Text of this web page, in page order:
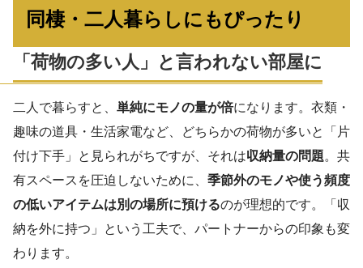
同棲・二人暮らしにもぴったり
「荷物の多い人」と言われない部屋に
二人で暮らすと、 単純にモノの量が倍になります。衣類・
趣味の道具・生活家電など、どちらかの荷物が多いと「片
付け下手」と見られがちですが、それは収納量の問題。共
有スペースを圧迫しないために、 季節外のモノや使う頻度
の低いアイテムは別の場所に預けるのが理想的です。「収
納を外に持つ」という工夫で、パートナーからの印象も変
わります。